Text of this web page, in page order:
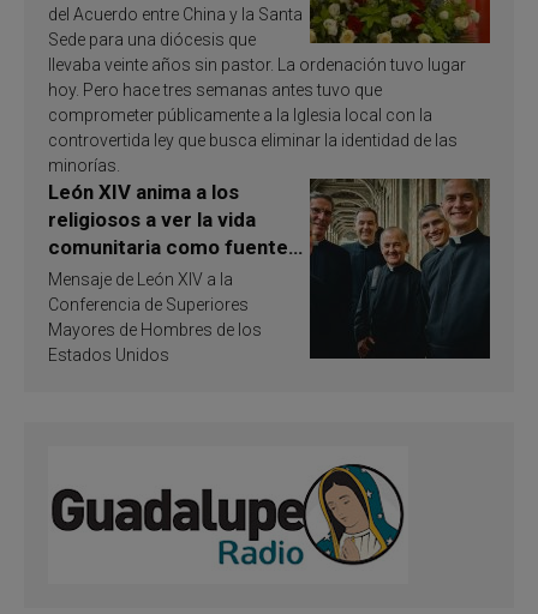
del Acuerdo entre China y la Santa
Sede para una diócesis que
llevaba veinte años sin pastor. La ordenación tuvo lugar
hoy. Pero hace tres semanas antes tuvo que
comprometer públicamente a la Iglesia local con la
controvertida ley que busca eliminar la identidad de las
minorías.
León XIV anima a los
religiosos a ver la vida
comunitaria como fuente
de inspiración y
santificación
Mensaje de León XIV a la
Conferencia de Superiores
Mayores de Hombres de los
Estados Unidos